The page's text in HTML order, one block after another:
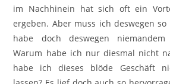
im Nachhinein hat sich oft ein
ergeben. Aber muss ich deswegen
habe doch deswegen niemandem
Warum habe ich nur diesmal nicht
habe ich dieses blöde Geschäft